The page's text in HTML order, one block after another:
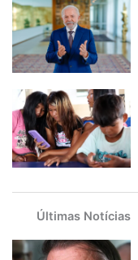
Últimas Notícias